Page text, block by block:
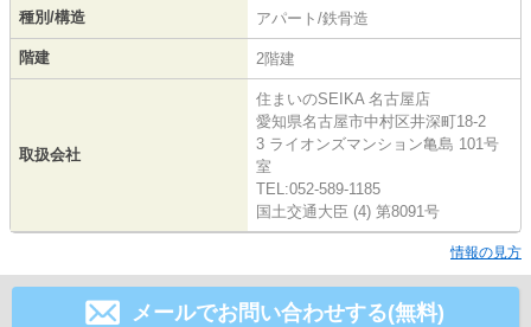
種別/構造 アパート/鉄骨造
階建 2階建
取扱会社
住まいのSEIKA 名古屋店
愛知県名古屋市中村区井深町18-2
3 ライオンズマンション亀島 101号
室
TEL:052-589-1185
国土交通大臣 (4) 第8091号
情報の見方
メールでお問い合わせする(無料)